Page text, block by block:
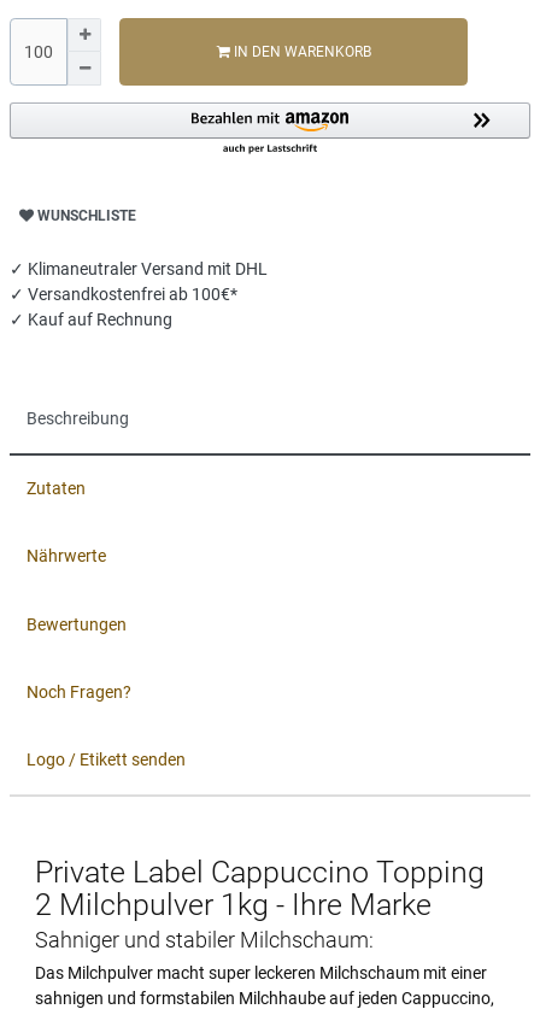
IN DEN WARENKORB
WUNSCHLISTE
✓ Klimaneutraler Versand mit DHL
✓ Versandkostenfrei ab 100€*
✓ Kauf auf Rechnung
Beschreibung
Zutaten
Nährwerte
Bewertungen
Noch Fragen?
Logo / Etikett senden
Private Label Cappuccino Topping
2 Milchpulver 1kg - Ihre Marke
Sahniger und stabiler Milchschaum:
Das Milchpulver macht super leckeren Milchschaum mit einer
sahnigen und formstabilen Milchhaube auf jeden Cappuccino,